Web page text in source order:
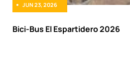
JUN 23, 2026
Bici-Bus El Espartidero 2026